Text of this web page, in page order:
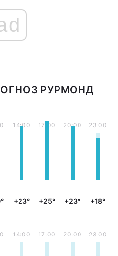
РУРМОНД
14:00
+23°
17:00
+25°
20:00
+23°
23:00
+18°
14:00 17:00 20:00 23:00